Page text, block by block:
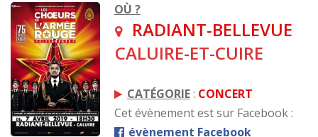
OÙ ?
RADIANT-BELLEVUE
CALUIRE-ET-CUIRE
CATÉGORIE: CONCERT
Cet évènement est sur Facebook :
évènement Facebook